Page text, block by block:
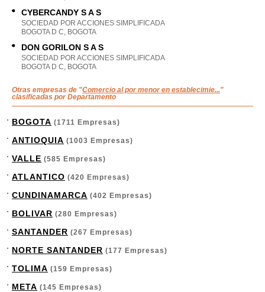
CYBERCANDY S A S
SOCIEDAD POR ACCIONES SIMPLIFICADA
BOGOTA D C, BOGOTA
DON GORILON S A S
SOCIEDAD POR ACCIONES SIMPLIFICADA
BOGOTA D C, BOGOTA
Otras empresas de "Comercio al por menor en establecimie..."
clasificadas por Departamento
BOGOTA (1711 Empresas)
ANTIOQUIA (1003 Empresas)
VALLE (585 Empresas)
ATLANTICO (420 Empresas)
CUNDINAMARCA (402 Empresas)
BOLIVAR (280 Empresas)
SANTANDER (267 Empresas)
NORTE SANTANDER (177 Empresas)
TOLIMA (159 Empresas)
META (145 Empresas)